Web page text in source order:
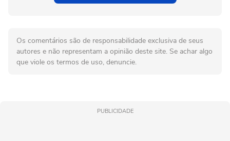
Os comentários são de responsabilidade exclusiva de seus
autores e não representam a opinião deste site. Se achar algo
que viole os termos de uso, denuncie.
PUBLICIDADE